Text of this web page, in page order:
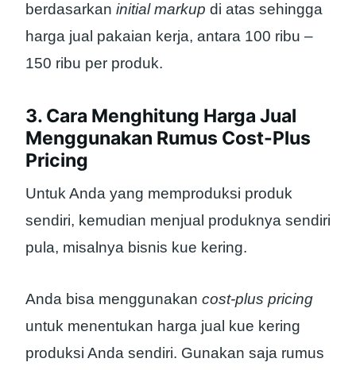
berdasarkan initial markup di atas sehingga
harga jual pakaian kerja, antara 100 ribu –
150 ribu per produk.
3. Cara Menghitung Harga Jual
Menggunakan Rumus Cost-Plus
Pricing
Untuk Anda yang memproduksi produk
sendiri, kemudian menjual produknya sendiri
pula, misalnya bisnis kue kering.
Anda bisa menggunakan cost-plus pricing
untuk menentukan harga jual kue kering
produksi Anda sendiri. Gunakan saja rumus